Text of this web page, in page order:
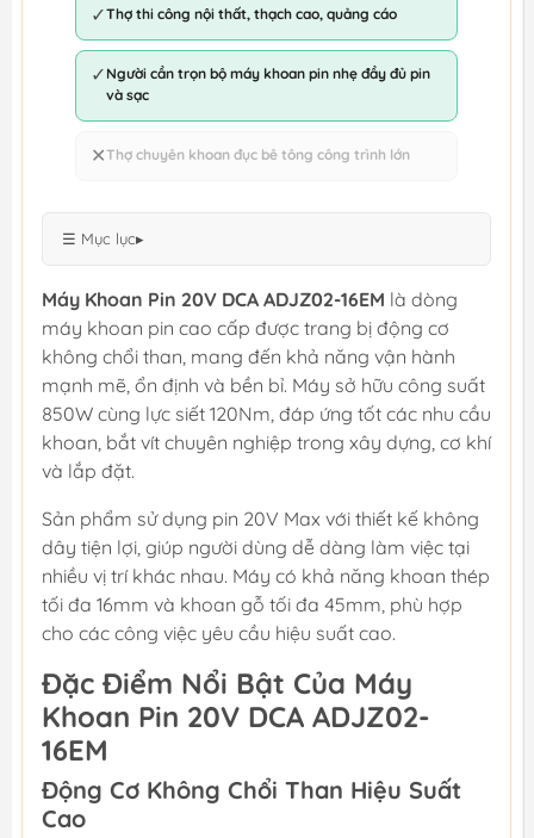
✓Thợ thi công nội thất, thạch cao, quảng cáo
✓ Người cần trọn bộ máy khoan pin nhẹ đầy đủ pin
và sạc
✕Thợ chuyên khoan đục bê tông công trình lớn
☰ Mục lục▸
Máy Khoan Pin 20V DCA ADJZ02-16EM là dòng
máy khoan pin cao cấp được trang bị động cơ
không chổi than, mang đến khả năng vận hành
mạnh mẽ, ổn định và bền bỉ. Máy sở hữu công suất
850W cùng lực siết 120Nm, đáp ứng tốt các nhu cầu
khoan, bắt vít chuyên nghiệp trong xây dựng, cơ khí
và lắp đặt.
Sản phẩm sử dụng pin 20V Max với thiết kế không
dây tiện lợi, giúp người dùng dễ dàng làm việc tại
nhiều vị trí khác nhau. Máy có khả năng khoan thép
tối đa 16mm và khoan gỗ tối đa 45mm, phù hợp
cho các công việc yêu cầu hiệu suất cao.
Đặc Điểm Nổi Bật Của Máy
Khoan Pin 20V DCA ADJZ02-
16EM
Động Cơ Không Chổi Than Hiệu Suất
Cao